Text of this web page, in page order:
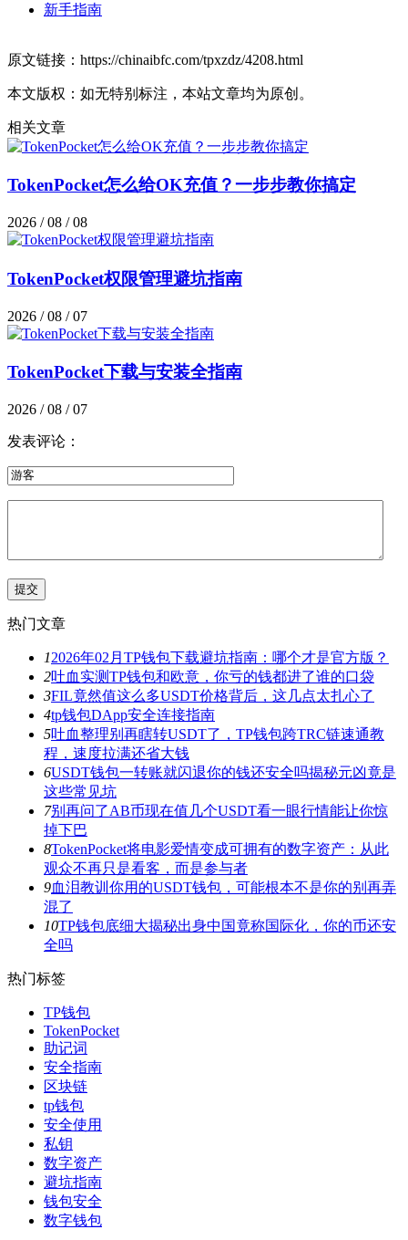
新手指南
原文链接：https://chinaibfc.com/tpxzdz/4208.html
本文版权：如无特别标注，本站文章均为原创。
相关文章
TokenPocket怎么给OK充值？一步步教你搞定
2026 / 08 / 08
TokenPocket权限管理避坑指南
2026 / 08 / 07
TokenPocket下载与安装全指南
2026 / 08 / 07
发表评论：
热门文章
12026年02月TP钱包下载避坑指南：哪个才是官方版？
2吐血实测TP钱包和欧意，你亏的钱都进了谁的口袋
3FIL竟然值这么多USDT价格背后，这几点太扎心了
4tp钱包DApp安全连接指南
5吐血整理别再瞎转USDT了，TP钱包跨TRC链速通教
程，速度拉满还省大钱
6USDT钱包一转账就闪退你的钱还安全吗揭秘元凶竟是
这些常见坑
7别再问了AB币现在值几个USDT看一眼行情能让你惊
掉下巴
8TokenPocket将电影爱情变成可拥有的数字资产：从此
观众不再只是看客，而是参与者
9血泪教训你用的USDT钱包，可能根本不是你的别再弄
混了
10TP钱包底细大揭秘出身中国竟称国际化，你的币还安
全吗
热门标签
TP钱包
TokenPocket
助记词
安全指南
区块链
tp钱包
安全使用
私钥
数字资产
避坑指南
钱包安全
数字钱包